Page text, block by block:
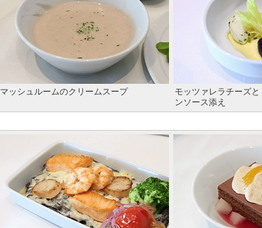
マッシュルームのクリームスープ
モッツァレラチーズ
ンソース添え